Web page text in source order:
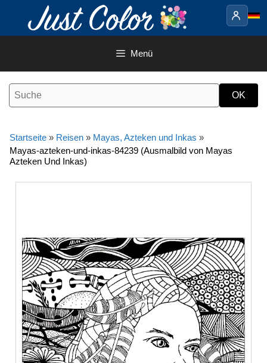
Inhalt
Menü
Startseite » Reisen » Mayas, Azteken und Inkas »
Mayas-azteken-und-inkas-84239 (Ausmalbild von Mayas
Azteken Und Inkas)